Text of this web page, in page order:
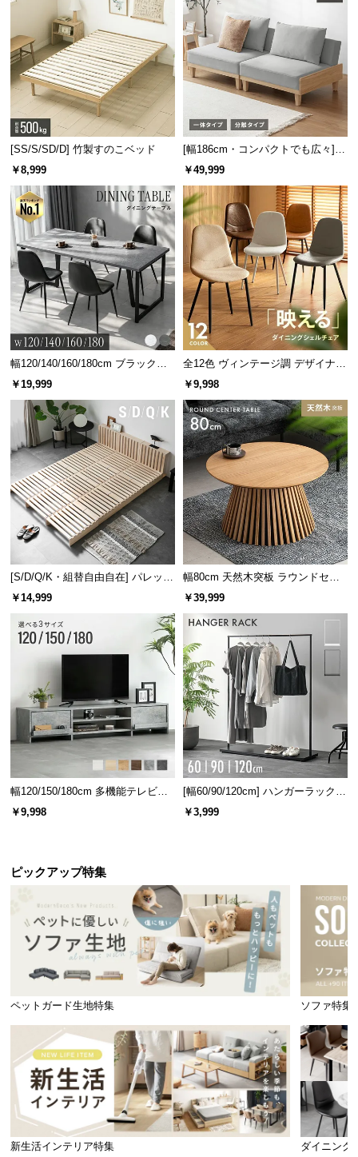
[SS/S/SD/D] 竹製すのこベッド
￥8,999
[幅186cm・コンパクトでも広々] 3
人掛けソファベッド リクライニン
￥49,999
幅120/140/160/180cm ブラックフ
レーム ダイニング 大理石調 4人掛
￥19,999
全12色 ヴィンテージ調 デザイナー
ズシェルチェア
￥9,998
[S/D/Q/K・組替自由自在] パレット
ベッド 8/12/16枚セット
￥14,999
幅80cm 天然木突板 ラウンドセン
ターテーブル 美しい格子デザイン
￥39,999
幅120/150/180cm 多機能テレビボ
ード 木目/石目調 オープン収納・
引き出し収納付き
￥9,998
[幅60/90/120cm] ハンガーラック
スチール 4段階高さ調節 サイドフ
ック オープンラック シンプル
￥3,999
ピックアップ特集
ペットガード生地特集 ソファ特集
新生活インテリア特集 ダイニング